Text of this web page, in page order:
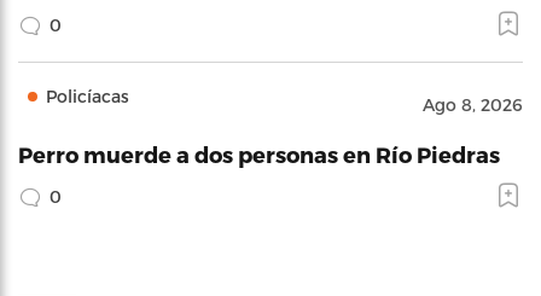
0
Policíacas Ago 8, 2026
Perro muerde a dos personas en Río Piedras
0